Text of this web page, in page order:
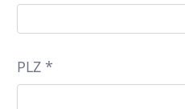
PLZ *